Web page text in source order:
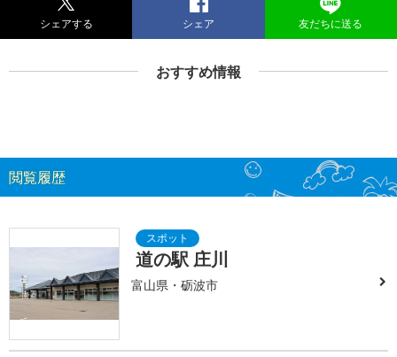
シェアする シェア 友だちに送る
おすすめ情報
閲覧履歴
道の駅 庄川
富山県・砺波市